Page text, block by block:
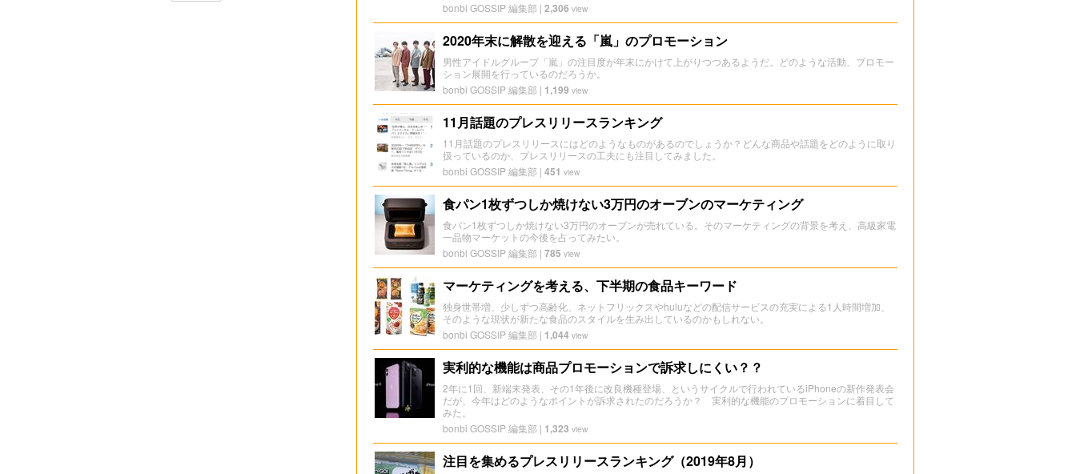
bonbi GOSSIP 編集部 | 2,306 view
2020年末に解散を迎える「嵐」のプロモーション
男性アイドルグループ「嵐」の注目度が年末にかけて上がりつつあるようだ。どのような活動、プロモー
ション展開を行っているのだろうか。
bonbi GOSSIP 編集部 | 1,199 view
11月話題のプレスリリースランキング
11月話題のプレスリリースにはどのようなものがあるのでしょうか？どんな商品や話題をどのように取り
扱っているのか、プレスリリースの工夫にも注目してみました。
bonbi GOSSIP 編集部 | 451 view
食パン1枚ずつしか焼けない3万円のオーブンのマーケティング
食パン1枚ずつしか焼けない3万円のオーブンが売れている。そのマーケティングの背景を考え、高級家電
一品物マーケットの今後を占ってみたい。
bonbi GOSSIP 編集部 | 785 view
マーケティングを考える、下半期の食品キーワード
独身世帯増、少しずつ高齢化、ネットフリックスやhuluなどの配信サービスの充実による1人時間増加、
そのような現状が新たな食品のスタイルを生み出しているのかもしれない。
bonbi GOSSIP 編集部 | 1,044 view
実利的な機能は商品プロモーションで訴求しにくい？？
2年に1回、新端末発表、その1年後に改良機種登場、というサイクルで行われているiPhoneの新作発表会
だが、今年はどのようなポイントが訴求されたのだろうか？ 実利的な機能のプロモーションに着目して
みた。
bonbi GOSSIP 編集部 | 1,323 view
注目を集めるプレスリリースランキング（2019年8月）